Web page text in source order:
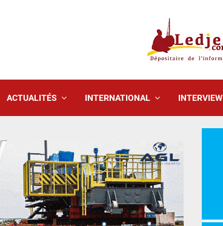
ACTUALITÉS INTERNATIONAL INTERVIEW